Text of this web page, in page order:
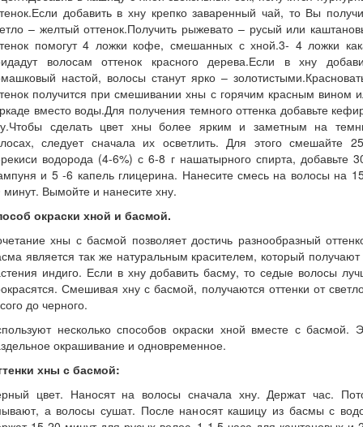
добавить в хну крепко заваренный чай, то Вы
– желтый оттенок.Получить рыжевато – русый или
помогут 4 ложки кофе, смешанных с хной.3- 4 ложки
волосам оттенок красного дерева.Если в хну
настой, волосы станут ярко –
получится при смешивании хны с горячим красным вином
вместо воды.Для получения темного оттенка добавьте
сделать цвет хны более ярким и заметным на
следует сначала их осветлить. Для этого смешайте
водорода (4-6%) с 6-8 г нашатырного спирта, добавьте
и 5 -6 капель глицерина. Нанесите смесь на волосы на
минут. Вымойте и нанесите хну.
окраски хной и басмой.
хны с басмой позволяет достичь разнообразный
является так же натуральным красителем, который получают
индиго. Если в хну добавить басму, то седые волосы
Смешивая хну с басмой, получаются оттенки от
до черного.
несколько способов окраски хной вместе с басмой.
окрашивание и одновременное.
хны с басмой:
цвет. Наносят на волосы сначала хну. Держат час.
а волосы сушат. После наносят кашицу из басмы с